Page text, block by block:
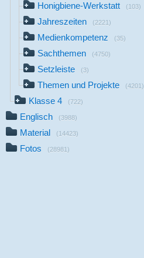
Honigbiene-Werkstatt (103)
Jahreszeiten (2221)
Medienkompetenz (35)
Sachthemen (4750)
Setzleiste (3)
Themen und Projekte (4201)
Klasse 4 (722)
Englisch (3988)
Material (14423)
Fotos (28981)